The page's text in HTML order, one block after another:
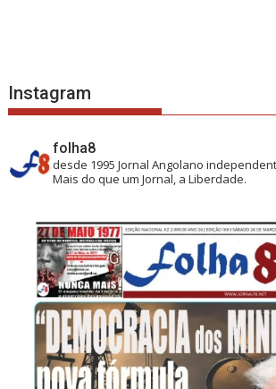
Instagram
folha8
desde 1995 Jornal Angolano
Mais do que um Jornal, a Liberdade.